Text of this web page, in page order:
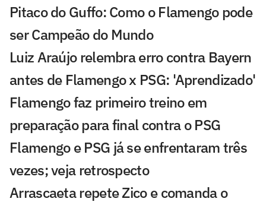
Pitaco do Guffo: Como o Flamengo pode
ser Campeão do Mundo
Luiz Araújo relembra erro contra Bayern
antes de Flamengo x PSG: 'Aprendizado'
Flamengo faz primeiro treino em
preparação para final contra o PSG
Flamengo e PSG já se enfrentaram três
vezes; veja retrospecto
Arrascaeta repete Zico e comanda o